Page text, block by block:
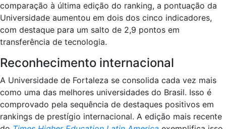
comparação à última edição do ranking, a pontuação da
Universidade aumentou em dois dos cinco indicadores,
com destaque para um salto de 2,9 pontos em
transferência de tecnologia.
Reconhecimento internacional
A Universidade de Fortaleza se consolida cada vez mais
como uma das melhores universidades do Brasil. Isso é
comprovado pela sequência de destaques positivos em
rankings de prestígio internacional. A edição mais recente